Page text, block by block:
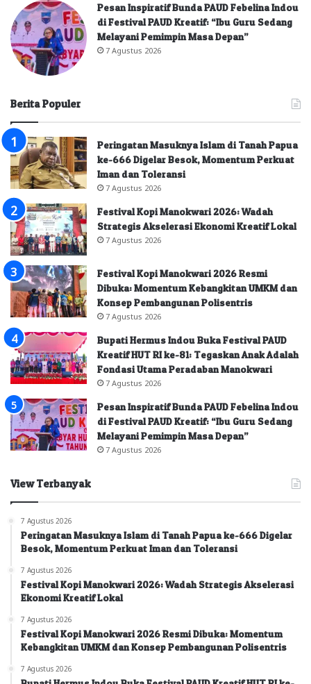
Pesan Inspiratif Bunda PAUD Febelina Indou
di Festival PAUD Kreatif: “Ibu Guru Sedang
Melayani Pemimpin Masa Depan”
7 Agustus 2026
Berita Populer
Peringatan Masuknya Islam di Tanah Papua
ke-666 Digelar Besok, Momentum Perkuat
Iman dan Toleransi
7 Agustus 2026
Festival Kopi Manokwari 2026: Wadah
Strategis Akselerasi Ekonomi Kreatif Lokal
7 Agustus 2026
Festival Kopi Manokwari 2026 Resmi
Dibuka: Momentum Kebangkitan UMKM dan
Konsep Pembangunan Polisentris
7 Agustus 2026
Bupati Hermus Indou Buka Festival PAUD
Kreatif HUT RI ke-81: Tegaskan Anak Adalah
Fondasi Utama Peradaban Manokwari
7 Agustus 2026
Pesan Inspiratif Bunda PAUD Febelina Indou
di Festival PAUD Kreatif: “Ibu Guru Sedang
Melayani Pemimpin Masa Depan”
7 Agustus 2026
View Terbanyak
7 Agustus 2026
Peringatan Masuknya Islam di Tanah Papua ke-666 Digelar
Besok, Momentum Perkuat Iman dan Toleransi
7 Agustus 2026
Festival Kopi Manokwari 2026: Wadah Strategis Akselerasi
Ekonomi Kreatif Lokal
7 Agustus 2026
Festival Kopi Manokwari 2026 Resmi Dibuka: Momentum
Kebangkitan UMKM dan Konsep Pembangunan Polisentris
7 Agustus 2026